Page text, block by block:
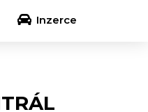
Inzerce